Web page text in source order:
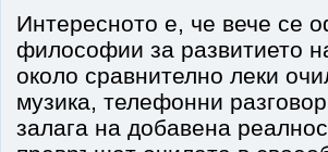
Интересното е, че вече се
философии за развитието
около сравнително леки
музика, телефонни
залага на добавена